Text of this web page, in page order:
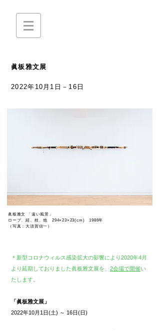
眞板雅文展
2022年10月1日－16日​
眞板雅文 「遠い風景」
ロープ、紐、枝、他 294×23×23(cm) 1986年
​（写真：大須賀信一）
＊新型コロナウィルス感染拡大の影響により2020年4月
より延期しておりました眞板雅文展を、 2会場で開催い
たします。
「眞板雅文展」
2022年10月1日(土) ～ 16日(日)